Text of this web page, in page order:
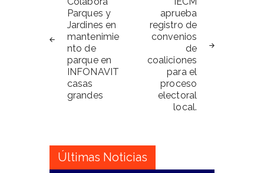
entradas
Parques y
Jardines en
mantenimie
nto de
parque en
INFONAVIT
casas
grandes
aprueba
registro de
convenios
de
coaliciones
para el
proceso
electoral
local.
Últimas Noticias